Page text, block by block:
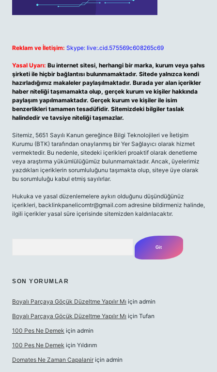
Reklam ve İletişim: Skype: live:.cid.575569c608265c69
Yasal Uyarı: Bu internet sitesi, herhangi bir marka, kurum veya şahıs
şirketi ile hiçbir bağlantısı bulunmamaktadır. Sitede yalnızca kendi
hazırladığımız makaleler paylaşılmaktadır. Burada yer alan içerikler
haber niteliği taşımamakta olup, gerçek kurum ve kişiler hakkında
paylaşım yapılmamaktadır. Gerçek kurum ve kişiler ile isim
benzerlikleri tamamen tesadüfidir. Sitemizdeki bilgiler taslak
halindedir ve tavsiye niteliği taşımazlar.
Sitemiz, 5651 Sayılı Kanun gereğince Bilgi Teknolojileri ve İletişim
Kurumu (BTK) tarafından onaylanmış bir Yer Sağlayıcı olarak hizmet
vermektedir. Bu nedenle, sitedeki içerikleri proaktif olarak denetleme
veya araştırma yükümlülüğümüz bulunmamaktadır. Ancak, üyelerimiz
yazdıkları içeriklerin sorumluluğunu taşımakta olup, siteye üye olarak
bu sorumluluğu kabul etmiş sayılırlar.
Hukuka ve yasal düzenlemelere aykırı olduğunu düşündüğünüz
içerikleri, backlinkpanelicomtr@gmail.com adresine bildirmeniz halinde,
ilgili içerikler yasal süre içerisinde sitemizden kaldırılacaktır.
SON YORUMLAR
Boyalı Parçaya Göçük Düzeltme Yapılır Mı için admin
Boyalı Parçaya Göçük Düzeltme Yapılır Mı için Tufan
100 Pes Ne Demek için admin
100 Pes Ne Demek için Yıldırım
Domates Ne Zaman Capalanir için admin